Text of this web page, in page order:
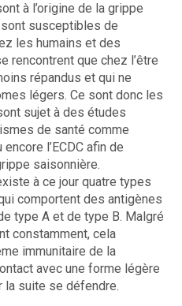
à l’origine de la grippe
susceptibles de
les humains et des
rencontrent que chez l’être
répandus et qui ne
légers. Ce sont donc les
sujet à des études
de santé comme
encore l’ECDC afin de
saisonnière.
à ce jour quatre types
comportent des antigènes
type A et de type B. Malgré
constamment, cela
immunitaire de la
avec une forme légère
la suite se défendre.